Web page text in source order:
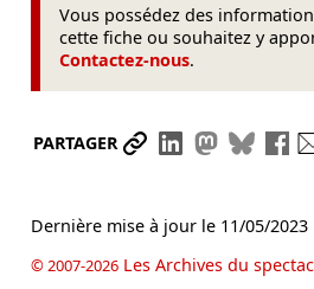
Vous possédez des
cette fiche ou souhaitez y
Contactez-nous.
PARTAGER Partager le lien
Partager sur
Partager
Dernière mise à jour le 11/05/2023
© 2007-2026Les Archives du